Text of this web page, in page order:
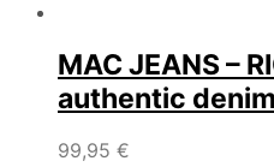
MAC JEANS –
authentic denim
99,95 €